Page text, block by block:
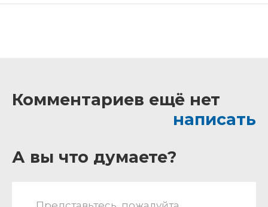
Комментариев ещё нет
написать
А вы что думаете?